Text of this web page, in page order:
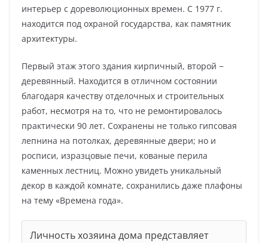
интерьер с дореволюционных времен. С 1977 г.
находится под охраной государства, как памятник
архитектуры.
Первый этаж этого здания кирпичный, второй −
деревянный. Находится в отличном состоянии
благодаря качеству отделочных и строительных
работ, несмотря на то, что не ремонтировалось
практически 90 лет. Сохранены не только гипсовая
лепнина на потолках, деревянные двери; но и
росписи, изразцовые печи, кованые перила
каменных лестниц. Можно увидеть уникальный
декор в каждой комнате, сохранились даже плафоны
на тему «Времена года».
Личность хозяина дома представляет